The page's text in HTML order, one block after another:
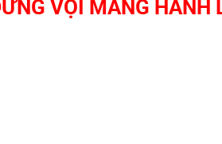
VỘI MANG HÀNH